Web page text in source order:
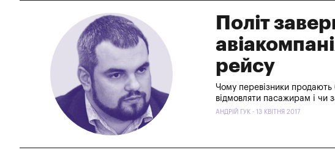
Політ
рейсу
Чому перевізники продають
відмовляти пасажирам і чи
АНДРІЙ ГУК - 13 КВІТНЯ 2017